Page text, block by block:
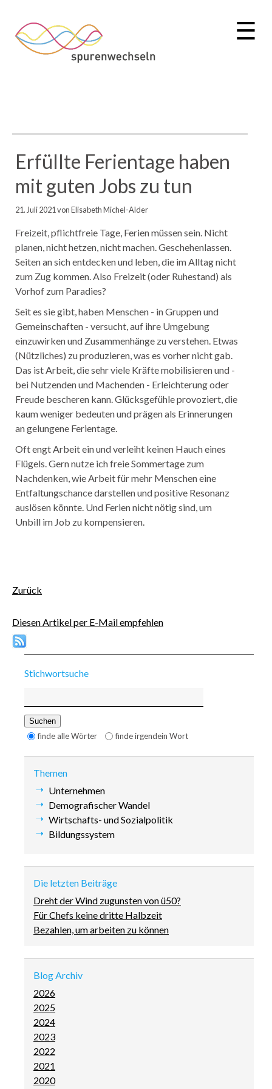
☰
Erfüllte Ferientage haben
mit guten Jobs zu tun
21. Juli 2021 von Elisabeth Michel-Alder
Freizeit, pflichtfreie Tage, Ferien müssen sein. Nicht
planen, nicht hetzen, nicht machen. Geschehenlassen.
Seiten an sich entdecken und leben, die im Alltag nicht
zum Zug kommen. Also Freizeit (oder Ruhestand) als
Vorhof zum Paradies?
Seit es sie gibt, haben Menschen - in Gruppen und
Gemeinschaften - versucht, auf ihre Umgebung
einzuwirken und Zusammenhänge zu verstehen. Etwas
(Nützliches) zu produzieren, was es vorher nicht gab.
Das ist Arbeit, die sehr viele Kräfte mobilisieren und -
bei Nutzenden und Machenden - Erleichterung oder
Freude bescheren kann. Glücksgefühle provoziert, die
kaum weniger bedeuten und prägen als Erinnerungen
an gelungene Ferientage.
Oft engt Arbeit ein und verleiht keinen Hauch eines
Flügels. Gern nutze ich freie Sommertage zum
Nachdenken, wie Arbeit für mehr Menschen eine
Entfaltungschance darstellen und positive Resonanz
auslösen könnte. Und Ferien nicht nötig sind, um
Unbill im Job zu kompensieren.
Zurück
Diesen Artikel per E-Mail empfehlen
Stichwortsuche
Suchen
Optionen
finde alle Wörter finde irgendein Wort
Themen
Navigation
überspringen
Unternehmen
Demografischer Wandel
Wirtschafts- und Sozialpolitik
Bildungssystem
Die letzten Beiträge
Dreht der Wind zugunsten von ü50?
Für Chefs keine dritte Halbzeit
Bezahlen, um arbeiten zu können
Blog Archiv
2026
2025
2024
2023
2022
2021
2020